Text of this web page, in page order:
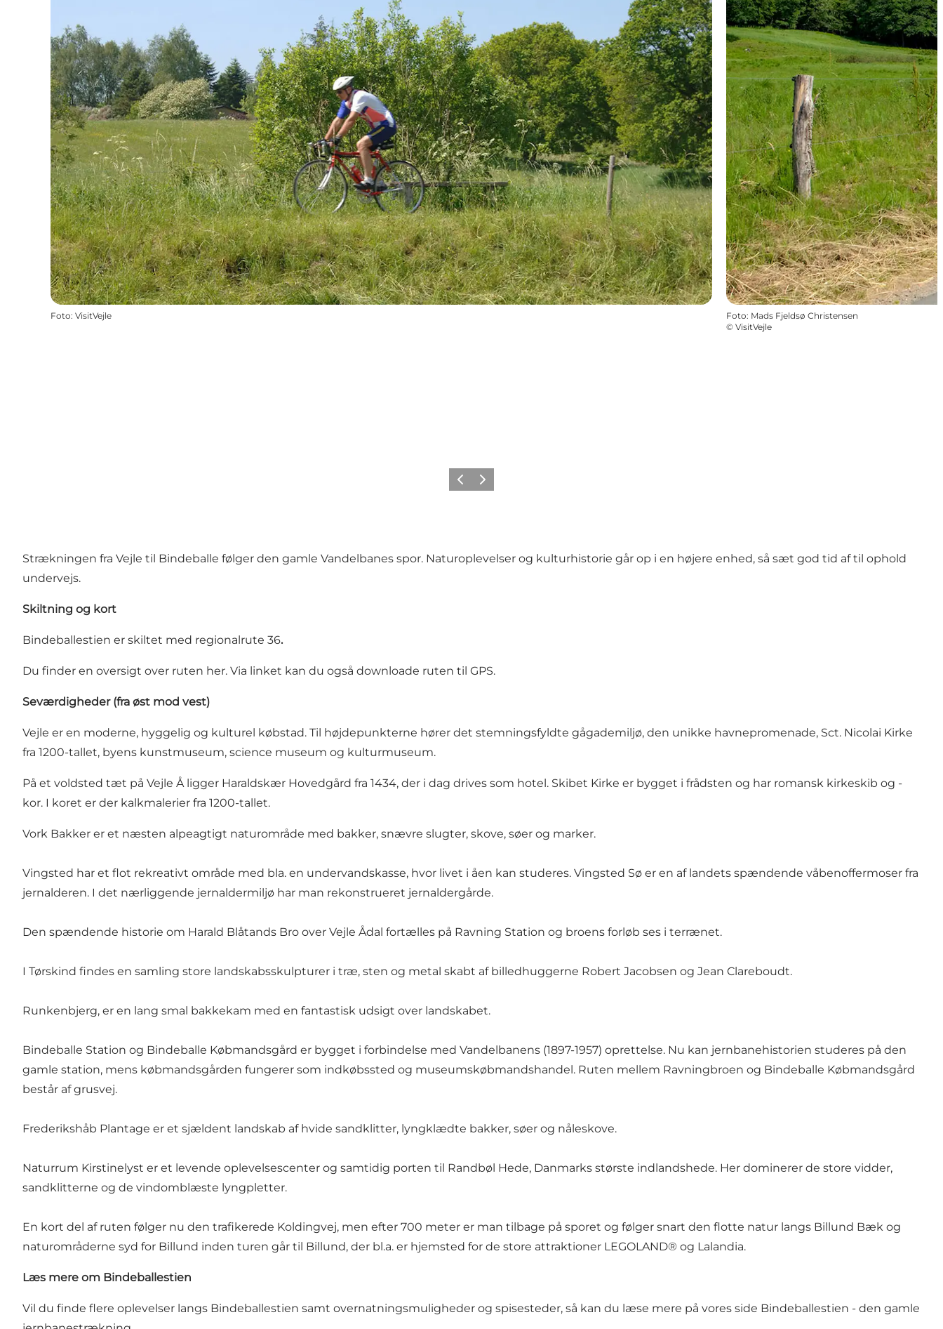
Foto: VisitVejle Foto: Mads Fjeldsø Christensen
© VisitVejle
ForrigeNæste
Strækningen fra Vejle til Bindeballe følger den gamle Vandelbanes spor. Naturoplevelser og kulturhistorie går op i en højere enhed, så sæt god tid af til ophold
undervejs.
Skiltning og kort
Bindeballestien er skiltet med regionalrute 36.
Du finder en oversigt over ruten her. Via linket kan du også downloade ruten til GPS.
Seværdigheder (fra øst mod vest)
Vejle er en moderne, hyggelig og kulturel købstad. Til højdepunkterne hører det stemningsfyldte gågademiljø, den unikke havnepromenade, Sct. Nicolai Kirke
fra 1200-tallet, byens kunstmuseum, science museum og kulturmuseum.
På et voldsted tæt på Vejle Å ligger Haraldskær Hovedgård fra 1434, der i dag drives som hotel. Skibet Kirke er bygget i frådsten og har romansk kirkeskib og -
kor. I koret er der kalkmalerier fra 1200-tallet.
Vork Bakker er et næsten alpeagtigt naturområde med bakker, snævre slugter, skove, søer og marker.
Vingsted har et flot rekreativt område med bla. en undervandskasse, hvor livet i åen kan studeres. Vingsted Sø er en af landets spændende våbenoffermoser fra
jernalderen. I det nærliggende jernaldermiljø har man rekonstrueret jernaldergårde.
Den spændende historie om Harald Blåtands Bro over Vejle Ådal fortælles på Ravning Station og broens forløb ses i terrænet.
I Tørskind findes en samling store landskabsskulpturer i træ, sten og metal skabt af billedhuggerne Robert Jacobsen og Jean Clareboudt.
Runkenbjerg, er en lang smal bakkekam med en fantastisk udsigt over landskabet.
Bindeballe Station og Bindeballe Købmandsgård er bygget i forbindelse med Vandelbanens (1897-1957) oprettelse. Nu kan jernbanehistorien studeres på den
gamle station, mens købmandsgården fungerer som indkøbssted og museumskøbmandshandel. Ruten mellem Ravningbroen og Bindeballe Købmandsgård
består af grusvej.
Frederikshåb Plantage er et sjældent landskab af hvide sandklitter, lyngklædte bakker, søer og nåleskove.
Naturrum Kirstinelyst er et levende oplevelsescenter og samtidig porten til Randbøl Hede, Danmarks største indlandshede. Her dominerer de store vidder,
sandklitterne og de vindomblæste lyngpletter.
En kort del af ruten følger nu den trafikerede Koldingvej, men efter 700 meter er man tilbage på sporet og følger snart den flotte natur langs Billund Bæk og
naturområderne syd for Billund inden turen går til Billund, der bl.a. er hjemsted for de store attraktioner LEGOLAND® og Lalandia.
Læs mere om Bindeballestien
Vil du finde flere oplevelser langs Bindeballestien samt overnatningsmuligheder og spisesteder, så kan du læse mere på vores side Bindeballestien - den gamle